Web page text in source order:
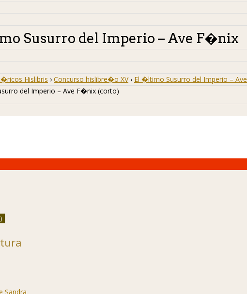
Susurro del Imperio – Ave F�nix
Hislibris › Concurso hislibre�o XV › El �ltimo Susurro del Imperio – Ave
del Imperio – Ave F�nix (corto)